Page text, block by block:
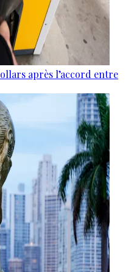
après l’accord entre